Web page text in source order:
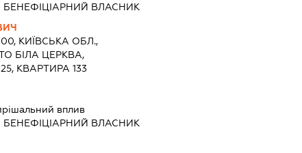
БЕНЕФІЦІАРНИЙ ВЛАСНИК
КИЇВСЬКА ОБЛ.,
БІЛА ЦЕРКВА,
КВАРТИРА 133
вплив
БЕНЕФІЦІАРНИЙ ВЛАСНИК